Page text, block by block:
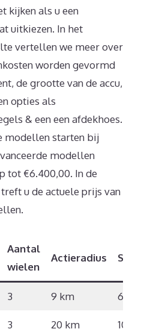
kijken als u een
uitkiezen. In het
vertellen we meer over
worden gevormd
de grootte van de accu,
opties als
& een een afdekhoes.
modellen starten bij
modellen
tot €6.400,00. In de
u de actuele prijs van
Aantal
wielen
Actieradius
3 9 km 6 km/u
3 20 km 10 km/u